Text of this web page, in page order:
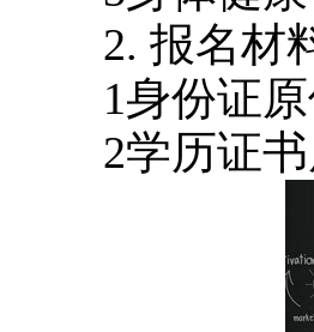
2. 报名材
1身份证原
2学历证书